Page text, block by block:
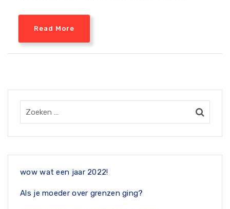
Read More
wow wat een jaar 2022!
Als je moeder over grenzen ging?